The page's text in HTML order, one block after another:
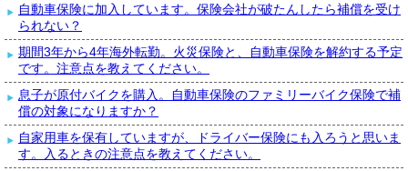
自動車保険に加入しています。保険会社が破たんしたら補償を受け
られない？
期間3年から4年海外転勤。火災保険と、自動車保険を解約する予定
です。注意点を教えてください。
息子が原付バイクを購入。自動車保険のファミリーバイク保険で補
償の対象になりますか？
自家用車を保有していますが、ドライバー保険にも入ろうと思いま
す。入るときの注意点を教えてください。